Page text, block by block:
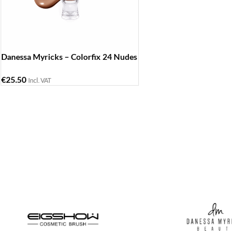
Danessa Myricks – Colorfix 24 Nudes
€25.50 Incl. VAT